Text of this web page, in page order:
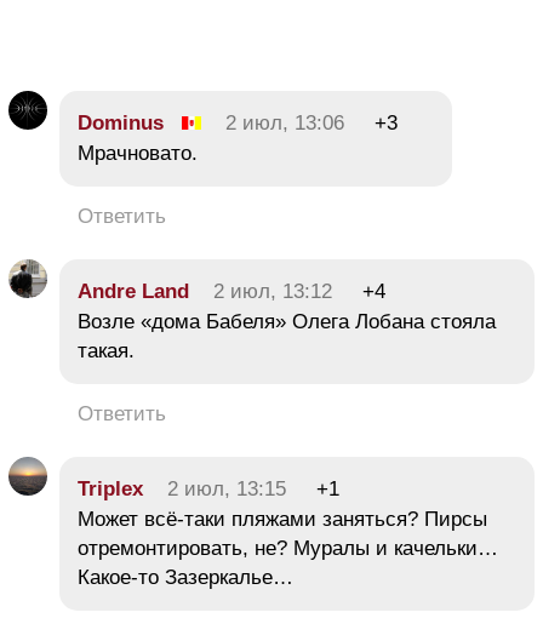
Dominus 2 июл, 13:06
+3
Мрачновато.
Ответить
Andre Land 2 июл, 13:12
+4
Возле «дома Бабеля» Олега Лобана стояла
такая.
Ответить
Triplex 2 июл, 13:15
+1
Может всё-таки пляжами заняться? Пирсы
отремонтировать, не? Муралы и качельки…
Какое-то Зазеркалье…